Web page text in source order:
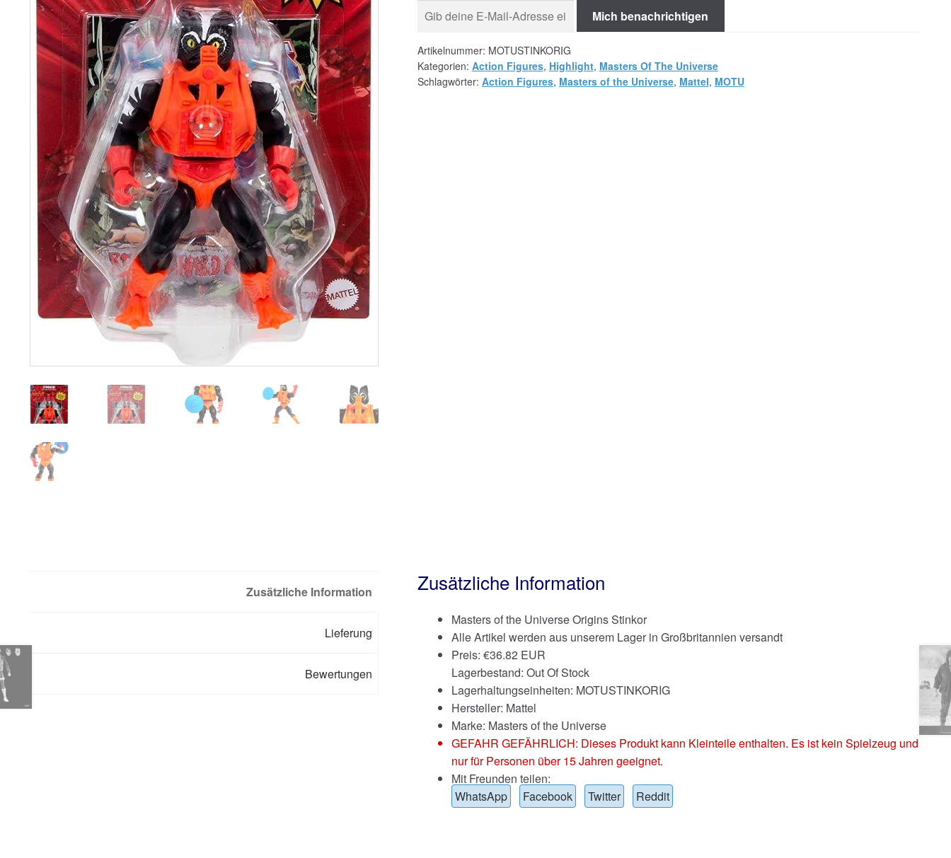
Mich benachrichtigen
Artikelnummer: MOTUSTINKORIG
Kategorien: Action Figures, Highlight, Masters Of The Universe
Schlagwörter: Action Figures, Masters of the Universe, Mattel, MOTU
Zusätzliche Information
Lieferung
Bewertungen
Zusätzliche Information
Masters of the Universe Origins Stinkor
Alle Artikel werden aus unserem Lager in Großbritannien versandt
Preis: €36.82 EUR
Lagerbestand: Out Of Stock
Lagerhaltungseinheiten: MOTUSTINKORIG
Hersteller: Mattel
Marke: Masters of the Universe
GEFAHR GEFÄHRLICH: Dieses Produkt kann Kleinteile enthalten. Es ist kein Spielzeug und
nur für Personen über 15 Jahren geeignet.
Mit Freunden teilen:
WhatsApp
Facebook Twitter Reddit